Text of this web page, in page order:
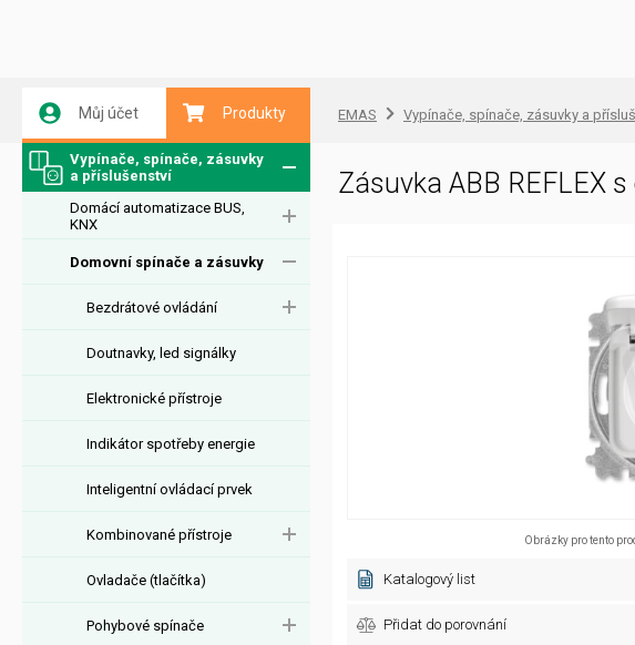
Můj účet Produkty
Vypínače, spínače, zásuvky
a příslušenství
Domácí automatizace BUS,
KNX
Domovní spínače a zásuvky
Bezdrátové ovládání
Doutnavky, led signálky
Elektronické přístroje
Indikátor spotřeby energie
Inteligentní ovládací prvek
Kombinované přístroje
Ovladače (tlačítka)
Pohybové spínače
EMAS Vypínače, spínače, zásuvky a
Zásuvka ABB REFLEX
Obrázky pro tento
Katalogový list
Přidat do porovnání